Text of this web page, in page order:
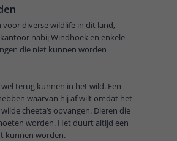
voor diverse wildlife in dit land,
nabij Windhoek en enkele
die niet kunnen worden
terug kunnen in het wild. Een
waarvan hij af wilt omdat het
cheeta’s opvangen. Dieren die
worden. Het duurt altijd een
kunnen worden.